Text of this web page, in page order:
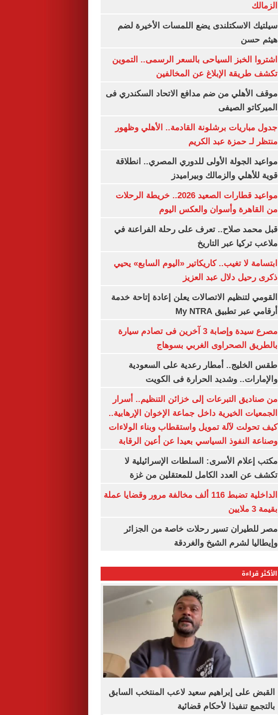
الزمالك
سيلتيك الاسكتلندى يضع اللمسات الأخيرة لضم
هيثم حسن
اشتروا الخبز السياحى بالسعر الرسمى.. التموين
تكشف طريقة الإبلاغ عن المخالفين
موقف الأهلي من ضم مدافع الاتحاد السكندري فى
الميركاتو الصيفى
جدول مباريات برشلونة القادمة.. الأهلي وظهور
منتظر لـ حمزة عبد الكريم
مواعيد الجولة الأولى للدوري المصري.. انطلاقة
قوية للأهلي والزمالك وبيراميدز
مواعيد قطارات الصعيد 2026.. خريطة الرحلات
من القاهرة وأسوان والعكس اليوم
قبل محمد صلاح.. تعرف على رحلة الفراعنة في
ملاعب تركيا عبر التاريخ
ابتسامة لا تغيب.. كاريكاتير «اليوم السابع» يحيي
ذكرى رحيل دلال عبد العزيز
القومي لتنظيم الاتصالات يعلن إعادة إتاحة خدمة
أرقامي عبر تطبيق My NTRA
مصرع سيدة وإصابة 3 آخرين فى تصادم سيارة
بالطريق الصحراوى الغربي بسوهاج
طقس الخليج.. أمطار رعدية على السعودية
والإمارات.. وشديد الحرارة فى الكويت
من صناديق التبرعات إلى خزائن التنظيم.. أسرار
الجمعيات الخيرية داخل جماعة الإخوان الإرهابية..
كيف تحولت لآلة تمويل واستقطاب وبناء الولاءات
وصناعة النفوذ السياسي بعيدا عن أعين الرقابة
مكتب إعلام الأسرى: السلطات الإسرائيلية لا
تكشف عن العدد الكامل للمعتقلين من غزة
الداخلية تضبط 116 ألف مخالفة مرور وقضايا عملة
بقيمة 3 ملايين
مصر للطيران تسير رحلات خاصة من الجزائر
وإيطاليا لشرم الشيخ والغردقة
الأكثر قراءة
القبض على إبراهيم سعيد لاعب المنتخب السابق
بالتجمع تنفيذا لأحكام قضائية